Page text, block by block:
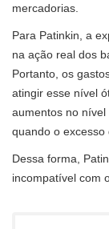
mercadorias.
Para Patinkin, a
na ação real dos
Portanto, os
atingir esse nível
aumentos no
quando o excesso
Dessa forma,
incompatível com